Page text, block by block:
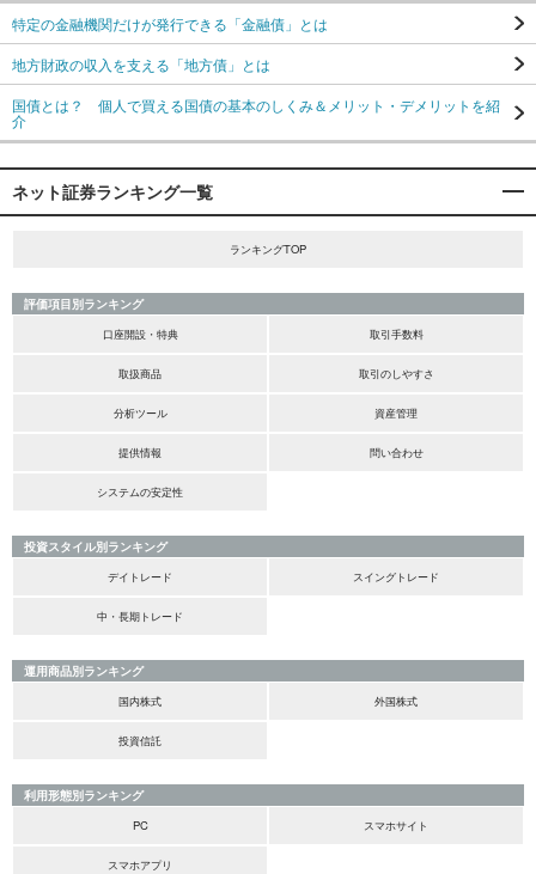
特定の金融機関だけが発行できる「金融債」とは
地方財政の収入を支える「地方債」とは
国債とは？ 個人で買える国債の基本のしくみ＆メリット・デメリットを紹
介
ネット証券ランキング一覧
ランキングTOP
評価項目別ランキング
口座開設・特典
取引手数料
取扱商品 取引のしやすさ
分析ツール 資産管理
提供情報 問い合わせ
システムの安定性
投資スタイル別ランキング
デイトレード
スイングトレード
中・長期トレード
運用商品別ランキング
国内株式
外国株式
投資信託
利用形態別ランキング
PC
スマホサイト
スマホアプリ